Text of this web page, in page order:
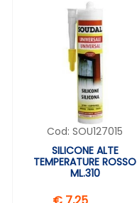
Cod: SOU127015
SILICONE ALTE
TEMPERATURE ROSSO
ML.310